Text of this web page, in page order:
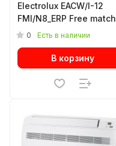
Electrolux EACW/I-12
FMI/N8_ERP Free match
сплит-системы,
0 Есть в наличии
В корзину